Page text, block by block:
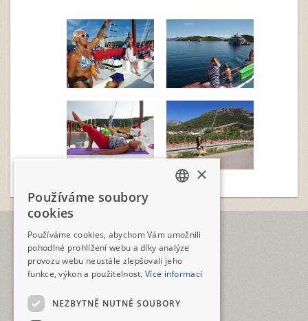
TELEFON
+420 2573 12345
E-MAIL
×
Používáme soubory
cookies
Používáme cookies, abychom Vám umožnili
pohodlné prohlížení webu a díky analýze
provozu webu neustále zlepšovali jeho
funkce, výkon a použitelnost.Více informací
NEZBYTNĚ NUTNÉ SOUBORY